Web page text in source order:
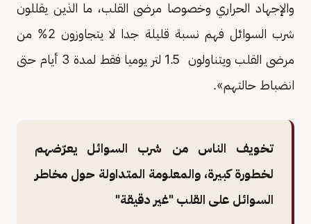
والإجهاد الحراري وخصوصا مرضى القلب، ما الذين يقللون
شرب السوائل فهم نسبة قليلة جدا لا يتجاوزون 2% من
مرضى القلب ويتناولون 1.5 لتر يوميا فقط لمدة 3 أيام حتى
انضباط حالتهم».
تخويف الناس من شرب السوائل يعرّضهم
لخطورة كبيرة، والمعلومة المتداولة حول مخاطر
السوائل على القلب "غير دقيقة"